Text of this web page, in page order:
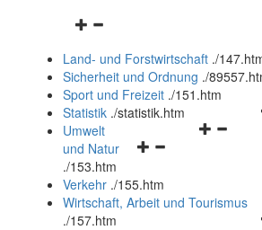
Navigationsmenü
und
schließen
Land- und Forstwirtschaft ./
Sicherheit und Ordnung ./
Sport und Freizeit ./151.htm
Statistik ./statistik.htm
Navigationsmenü
und
schließen
Umwelt
und Natur
./153.htm
Verkehr ./155.htm
Wirtschaft, Arbeit und Tourismus
./157.htm